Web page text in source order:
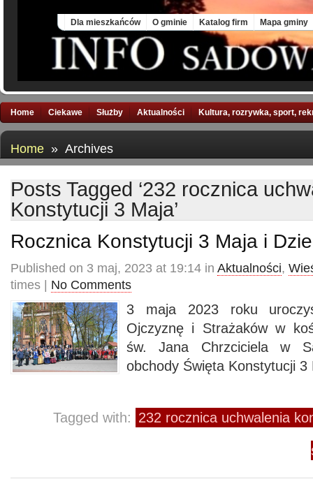
Dla mieszkańców O gminie Katalog firm Mapa gminy
Home Ciekawe Służby Aktualności Kultura, rozrywka, sport,
Home » Archives
Posts Tagged ‘232 rocznica
Konstytucji 3 Maja’
Rocznica Konstytucji 3 Maja i
Published on 3 maj, 2023 at 19:14 in Aktualności,
times | No Comments
3 maja 2023 roku
Ojczyznę i Strażaków w
św. Jana Chrzciciela w
obchody Święta Konstytucji
Tagged with: 232 rocznica uchwalenia